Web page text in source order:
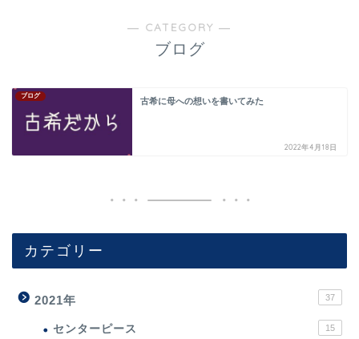
― CATEGORY ―
ブログ
ブログ
古希に母への想いを書いてみた
2022年4月18日
カテゴリー
2021年 37
センターピース 15